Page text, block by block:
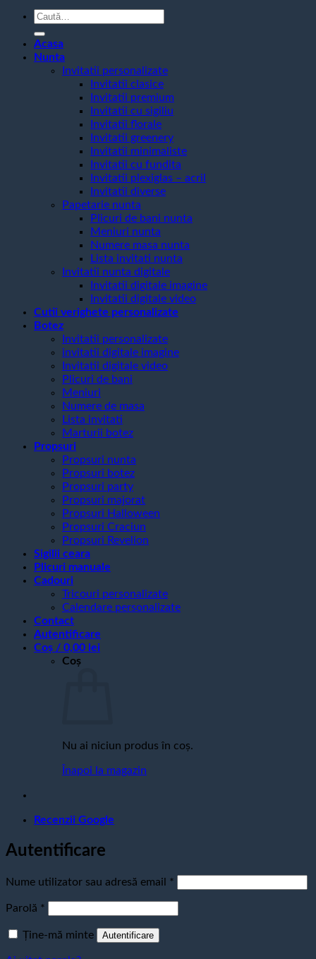
Caută
după:
Acasa
Nunta
Invitatii personalizate
Invitatii clasice
Invitatii premium
Invitatii cu sigiliu
Invitatii florale
Invitatii greenery
Invitatii minimaliste
Invitatii cu fundita
Invitatii plexiglas – acril
Invitatii diverse
Papetarie nunta
Plicuri de bani nunta
Meniuri nunta
Numere masa nunta
Lista invitati nunta
Invitatii nunta digitale
Invitatii digitale imagine
Invitatii digitale video
Cutii verighete personalizate
Botez
Invitatii personalizate
invitatii digitale imagine
Invitatii digitale video
Plicuri de bani
Meniuri
Numere de masa
Lista invitati
Marturii botez
Propsuri
Propsuri nunta
Propsuri botez
Propsuri party
Propsuri majorat
Propsuri Halloween
Propsuri Craciun
Propsuri Revelion
Sigilii ceara
Plicuri manuale
Cadouri
Tricouri personalizate
Calendare personalizate
Contact
Autentificare
Coș / 0,00 lei
Coș
Nu ai niciun produs în coș.
Înapoi la magazin
Recenzii Google
Autentificare
Nume utilizator sau adresă email *
Parolă *
Ține-mă minte Autentificare